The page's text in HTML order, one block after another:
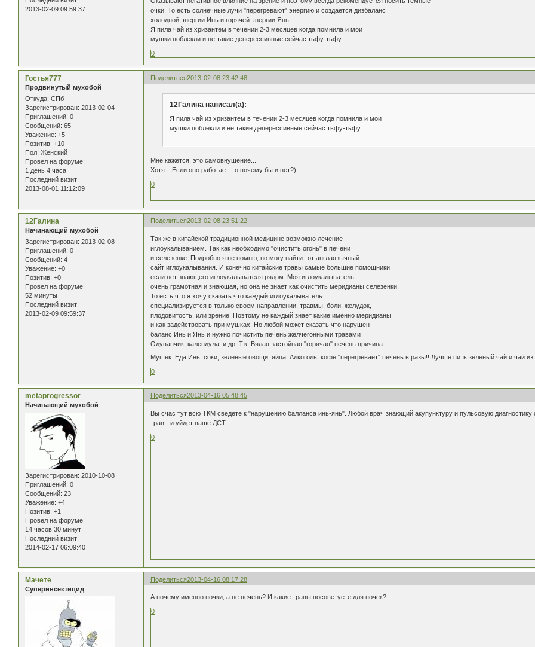
2013-02-09 09:59:37
очки. То есть солнечные лучи "перегревают" энергию и создается дизбаланс
холодной энергии Инь и горячей энергии Янь.
Я пила чай из хризантем в течении 2-3 месяцев когда помнила и мои
мушки поблекли и не такие деперессивные сейчас тьфу-тьфу.
0
Поделиться2013-02-08 23:42:48
Гостья777
Продвинутый мухобой
Откуда: СПб
Зарегистрирован: 2013-02-04
Приглашений: 0
Сообщений: 65
Уважение: +5
Позитив: +10
Пол: Женский
Провел на форуме:
1 день 4 часа
Последний визит:
2013-08-01 11:12:09
12Галина написал(а):
Я пила чай из хризантем в течении 2-3 месяцев когда помнила и мои
мушки поблекли и не такие деперессивные сейчас тьфу-тьфу.
Мне кажется, это самовнушение...
Хотя... Если оно работает, то почему бы и нет?)
0
Поделиться2013-02-08 23:51:22
12Галина
Начинающий мухобой
Зарегистрирован: 2013-02-08
Приглашений: 0
Сообщений: 4
Уважение: +0
Позитив: +0
Провел на форуме:
52 минуты
Последний визит:
2013-02-09 09:59:37
Так же в китайской традиционной медицине возможно лечение
иглоукалыванием. Так как необходимо "очистить огонь" в печени
и селезенке. Подробно я не помню, но могу найти тот англаязычный
сайт иглоукалывания. И конечно китайские травы самые большие помощники
если нет знающего иглоукалывателя рядом. Моя иглоукалыватель
очень грамотная и знающая, но она не знает как очистить меридианы селезенки.
То есть что я хочу сказать что каждый иглоукалыватель
специализируется в только своем направлении, травмы, боли, желудок,
плодовитость, или зрение. Поэтому не каждый знает какие именно меридианы
и как задействовать при мушках. Но любой может сказать что нарушен
баланс Инь и Янь и нужно почистить печень желчегонными травами
Одуванчик, календула, и др. Т.к. Вялая застойная "горячая" печень причина
Мушек. Еда Инь: соки, зеленые овощи, яйца. Алкоголь, кофе "перегревает" печень в разы!! Лучше пить зеленый чай и чай
0
Поделиться2013-04-16 05:48:45
metaprogressor
Начинающий мухобой
Зарегистрирован: 2010-10-08
Приглашений: 0
Сообщений: 23
Уважение: +4
Позитив: +1
Провел на форуме:
14 часов 30 минут
Последний визит:
2014-02-17 06:09:40
Вы счас тут всю ТКМ сведете к "нарушению балланса инь-янь". Любой врач знающий акупунктуру и пульсовую
трав - и уйдет ваше ДСТ.
0
Поделиться2013-04-16 08:17:28
Мачете
Суперинсектицид
А почему именно почки, а не печень? И какие травы посоветуете для почек?
0